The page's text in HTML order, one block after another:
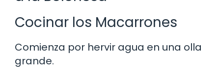
Cocinar los Macarrones
Comienza por hervir agua en una olla
grande.